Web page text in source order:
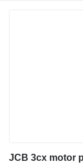
JCB 3cx motor